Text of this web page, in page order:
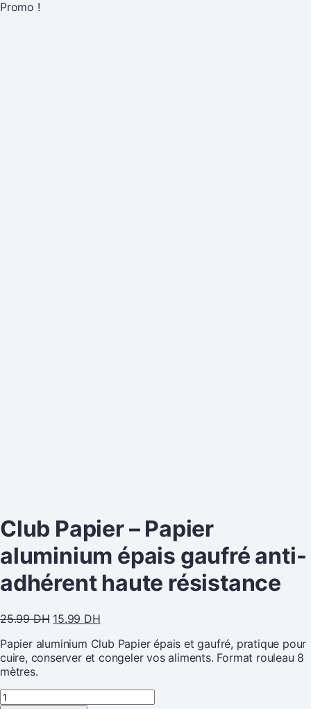
Promo !
Club Papier – Papier
aluminium épais gaufré anti-
adhérent haute résistance
25.99DH 15.99 DH
Papier aluminium Club Papier épais et gaufré, pratique pour
cuire, conserver et congeler vos aliments. Format rouleau 8
mètres.